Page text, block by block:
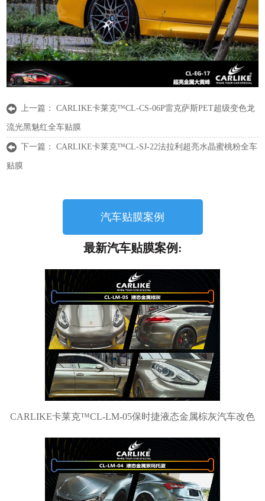
上一篇：CARLIKE卡莱克™CL-CS-06P雷克萨斯PET超级变色龙
流光黑魅红全车贴膜
下一篇：CARLIKE卡莱克™CL-SJ-22法拉利超亮水晶蜜桃粉全车
贴膜
汽车贴膜案例
最新汽车贴膜案例:
CARLIKE卡莱克™CL-LM-05保时捷液态金属棕灰汽车改色